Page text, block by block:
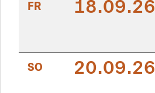
FR 18.09.26
SO 20.09.26